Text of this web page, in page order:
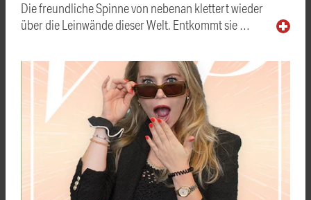
Die freundliche Spinne von nebenan klettert wieder
über die Leinwände dieser Welt. Entkommt sie …